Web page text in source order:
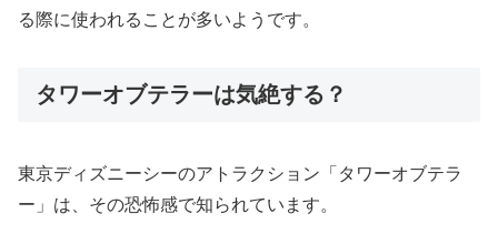
る際に使われることが多いようです。
タワーオブテラーは気絶する？
東京ディズニーシーのアトラクション「タワーオブテラ
ー」は、その恐怖感で知られています。